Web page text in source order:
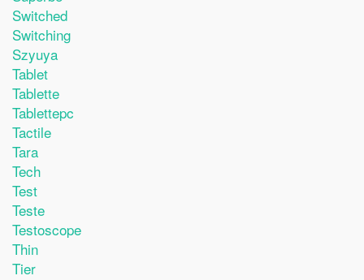
Switched
Switching
Szyuya
Tablet
Tablette
Tablettepc
Tactile
Tara
Tech
Test
Teste
Testoscope
Thin
Tier